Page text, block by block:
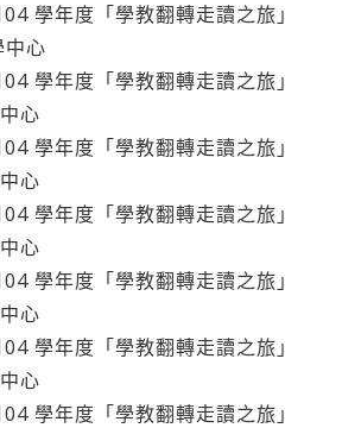
學年度「學教翻轉走讀之旅」
心
學年度「學教翻轉走讀之旅」
心
學年度「學教翻轉走讀之旅」
心
學年度「學教翻轉走讀之旅」
心
學年度「學教翻轉走讀之旅」
心
學年度「學教翻轉走讀之旅」
心
學年度「學教翻轉走讀之旅」